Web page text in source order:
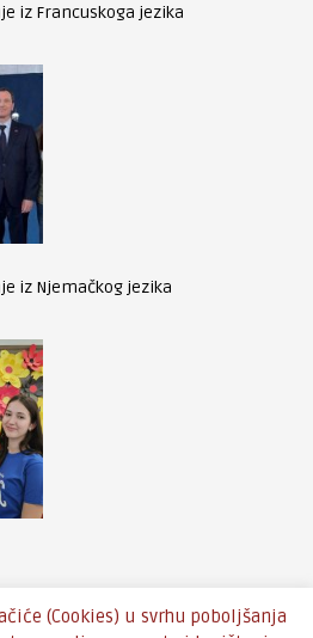
iz Francuskoga jezika
iz Njemačkog jezika
(Cookies) u svrhu poboljšanja